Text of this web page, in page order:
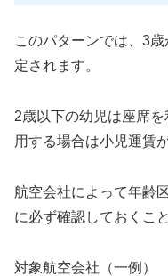
このパターンでは、3
定されます。
2歳以下の幼児は座席
用する場合は小児運賃
航空会社によって年齢
に必ず確認しておくこ
対象航空会社（一例）